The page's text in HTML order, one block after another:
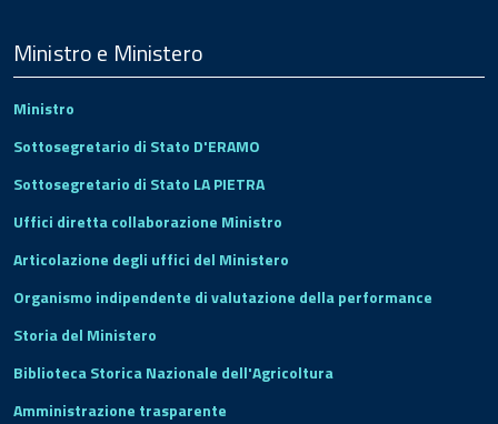
Footer
Ministro e Ministero
Ministro
Sottosegretario di Stato D'ERAMO
Sottosegretario di Stato LA PIETRA
Uffici diretta collaborazione Ministro
Articolazione degli uffici del Ministero
Organismo indipendente di valutazione della performance
Storia del Ministero
Biblioteca Storica Nazionale dell'Agricoltura
Amministrazione trasparente